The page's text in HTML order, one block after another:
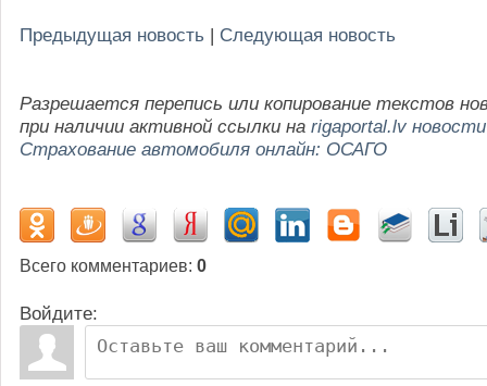
Предыдущая новость | Следующая новость
Разрешается перепись или копирование текстов
при наличии активной ссылки на rigaportal.lv новости
Страхование автомобиля онлайн: ОСАГО
Всего комментариев: 0
Войдите: